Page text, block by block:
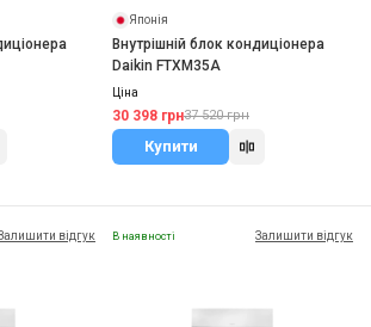
Японія
Внутрішній блок кондиціонера
Daikin FTXM35A
Ціна
30 398 грн37 520 грн
Купити
відгук В наявності Залишити відгук